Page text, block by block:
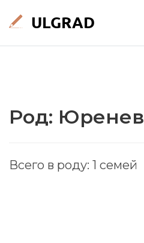
Род: Юренев
Всего в роду: 1 семей